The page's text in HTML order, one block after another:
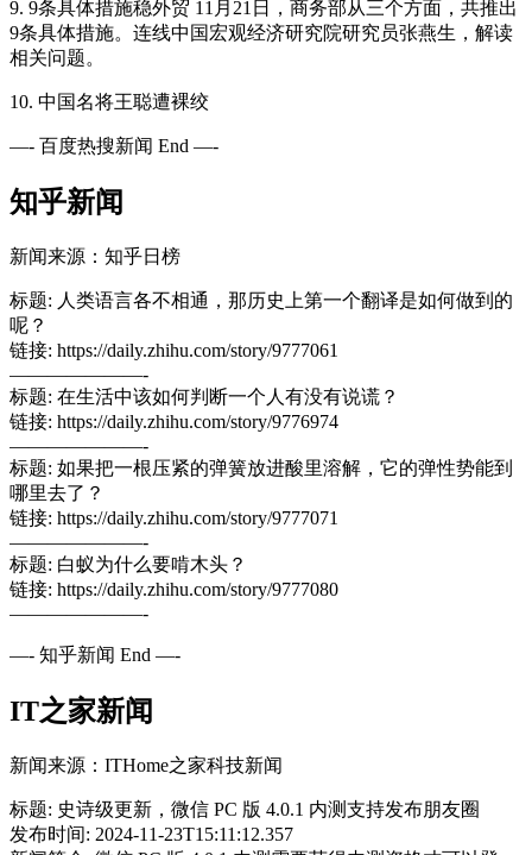
9. 9条具体措施稳外贸 11月21日，商务部从三个方面，共推出
9条具体措施。连线中国宏观经济研究院研究员张燕生，解读
相关问题。
10. 中国名将王聪遭裸绞
—- 百度热搜新闻 End —-
知乎新闻
新闻来源：知乎日榜
标题: 人类语言各不相通，那历史上第一个翻译是如何做到的
呢？
链接: https://daily.zhihu.com/story/9777061
———————-
标题: 在生活中该如何判断一个人有没有说谎？
链接: https://daily.zhihu.com/story/9776974
———————-
标题: 如果把一根压紧的弹簧放进酸里溶解，它的弹性势能到
哪里去了？
链接: https://daily.zhihu.com/story/9777071
———————-
标题: 白蚁为什么要啃木头？
链接: https://daily.zhihu.com/story/9777080
———————-
—- 知乎新闻 End —-
IT之家新闻
新闻来源：ITHome之家科技新闻
标题: 史诗级更新，微信 PC 版 4.0.1 内测支持发布朋友圈
发布时间: 2024-11-23T15:11:12.357